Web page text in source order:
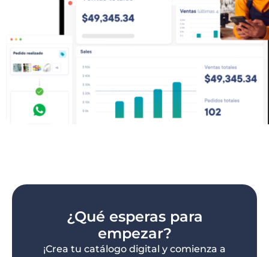
¿Qué esperas para
empezar?​
¡Crea tu catálogo digital y comienza a